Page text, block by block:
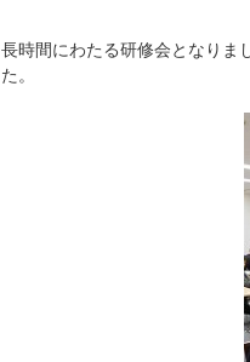
長時間にわたる研修会となりま
た。